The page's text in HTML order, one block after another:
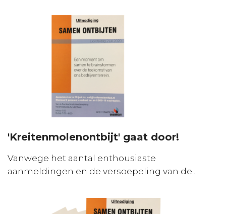
'Kreitenmolenontbijt' gaat door!
Vanwege het aantal enthousiaste
aanmeldingen en de versoepeling van de...